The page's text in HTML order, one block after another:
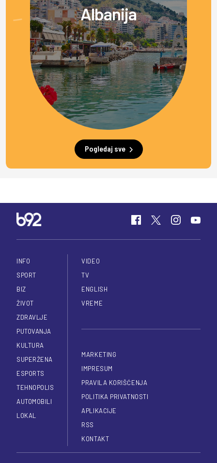
Albanija
Pogledaj sve
INFO
SPORT
BIZ
ŽIVOT
ZDRAVLJE
PUTOVANJA
KULTURA
SUPERŽENA
ESPORTS
TEHNOPOLIS
AUTOMOBILI
LOKAL
VIDEO
TV
ENGLISH
VREME
MARKETING
IMPRESUM
PRAVILA KORIŠĆENJA
POLITIKA PRIVATNOSTI
APLIKACIJE
RSS
KONTAKT